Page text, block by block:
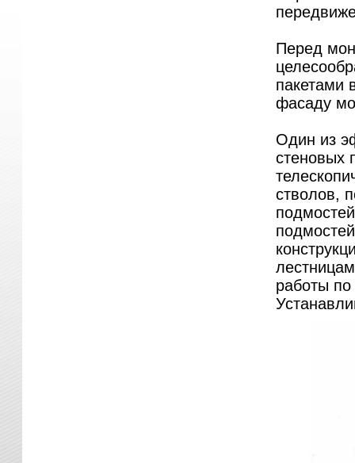
Перед
пакетами
фасаду
Один из
стеновых
стволов,
работы